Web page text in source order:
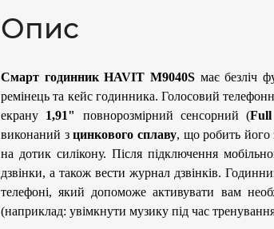
Опис
Смарт годинник HAVIT M9040S має безліч
ремінець та кейс годинника. Голосовий
екрану 1,91" повнорозмірний сенсорний (Full
виконаний зцинкового сплаву, що робить його
на дотик силікону. Після підключення
дзвінки, а також вести журнал дзвінків.
телефоні, який допоможе активувати вам
(наприклад: увімкнути музику під час